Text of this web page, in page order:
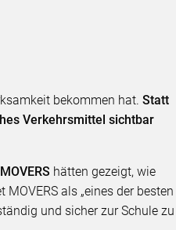
bekommen hat.Statt
Verkehrsmittel sichtbar
hätten gezeigt, wie
als „eines der besten
und sicher zur Schule zu